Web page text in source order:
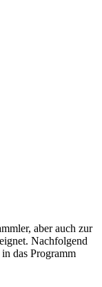
aber auch zur
Nachfolgend
das Programm